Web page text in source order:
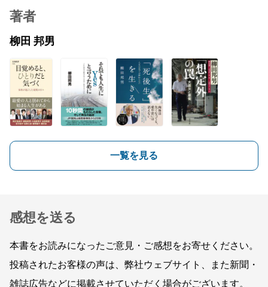
著者
柳田 邦男
一覧を見る
感想を送る
本書をお読みになったご意見・ご感想をお寄せください。
投稿されたお客様の声は、弊社ウェブサイト、また新聞・
雑誌広告などに掲載させていただく場合がございます。